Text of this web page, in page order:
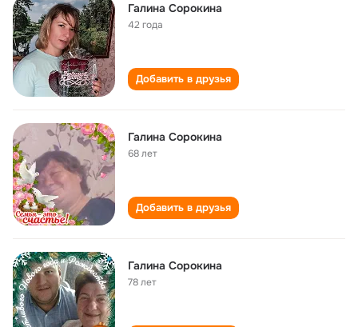
Галина Сорокина
42 года
Добавить в друзья
Галина Сорокина
68 лет
Добавить в друзья
Галина Сорокина
78 лет